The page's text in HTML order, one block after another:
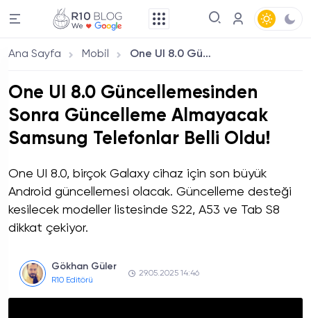
Ana Sayfa Mobil One UI 8.0 Güncellemesinden Sonra Güncelleme Almayacak Samsung Telefonlar Belli Oldu!
One UI 8.0 Güncellemesinden
Sonra Güncelleme Almayacak
Samsung Telefonlar Belli Oldu!
One UI 8.0, birçok Galaxy cihaz için son büyük
Android güncellemesi olacak. Güncelleme desteği
kesilecek modeller listesinde S22, A53 ve Tab S8
dikkat çekiyor.
Gökhan Güler
R10 Editörü
29.05.2025 14:46